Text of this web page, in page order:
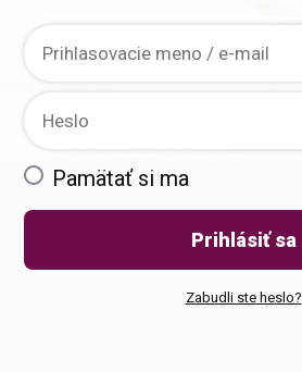
Pamätať si ma
Prihlásiť sa
Zabudli ste heslo?